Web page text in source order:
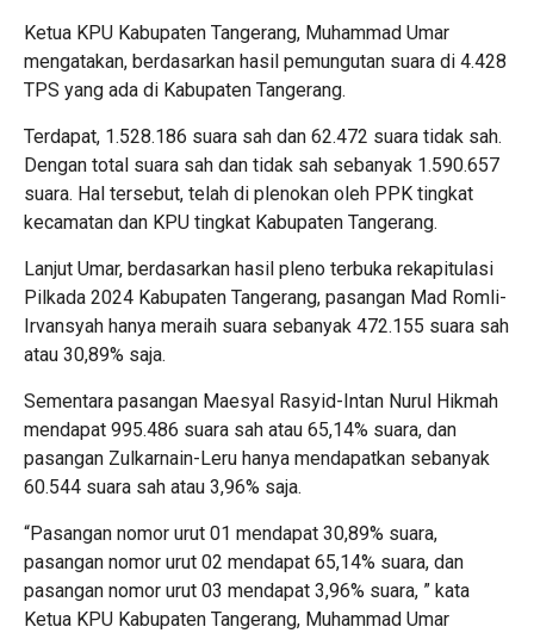
Ketua KPU Kabupaten Tangerang, Muhammad Umar
mengatakan, berdasarkan hasil pemungutan suara di 4.428
TPS yang ada di Kabupaten Tangerang.
Terdapat, 1.528.186 suara sah dan 62.472 suara tidak sah.
Dengan total suara sah dan tidak sah sebanyak 1.590.657
suara. Hal tersebut, telah di plenokan oleh PPK tingkat
kecamatan dan KPU tingkat Kabupaten Tangerang.
Lanjut Umar, berdasarkan hasil pleno terbuka rekapitulasi
Pilkada 2024 Kabupaten Tangerang, pasangan Mad Romli-
Irvansyah hanya meraih suara sebanyak 472.155 suara sah
atau 30,89% saja.
Sementara pasangan Maesyal Rasyid-Intan Nurul Hikmah
mendapat 995.486 suara sah atau 65,14% suara, dan
pasangan Zulkarnain-Leru hanya mendapatkan sebanyak
60.544 suara sah atau 3,96% saja.
“Pasangan nomor urut 01 mendapat 30,89% suara,
pasangan nomor urut 02 mendapat 65,14% suara, dan
pasangan nomor urut 03 mendapat 3,96% suara, ” kata
Ketua KPU Kabupaten Tangerang, Muhammad Umar